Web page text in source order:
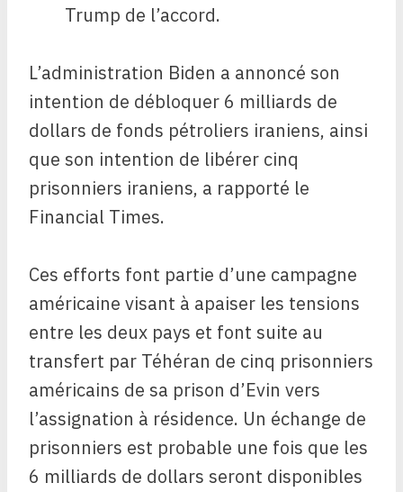
Trump de l’accord.
L’administration Biden a annoncé son
intention de débloquer 6 milliards de
dollars de fonds pétroliers iraniens, ainsi
que son intention de libérer cinq
prisonniers iraniens, a rapporté le
Financial Times.
Ces efforts font partie d’une campagne
américaine visant à apaiser les tensions
entre les deux pays et font suite au
transfert par Téhéran de cinq prisonniers
américains de sa prison d’Evin vers
l’assignation à résidence. Un échange de
prisonniers est probable une fois que les
6 milliards de dollars seront disponibles